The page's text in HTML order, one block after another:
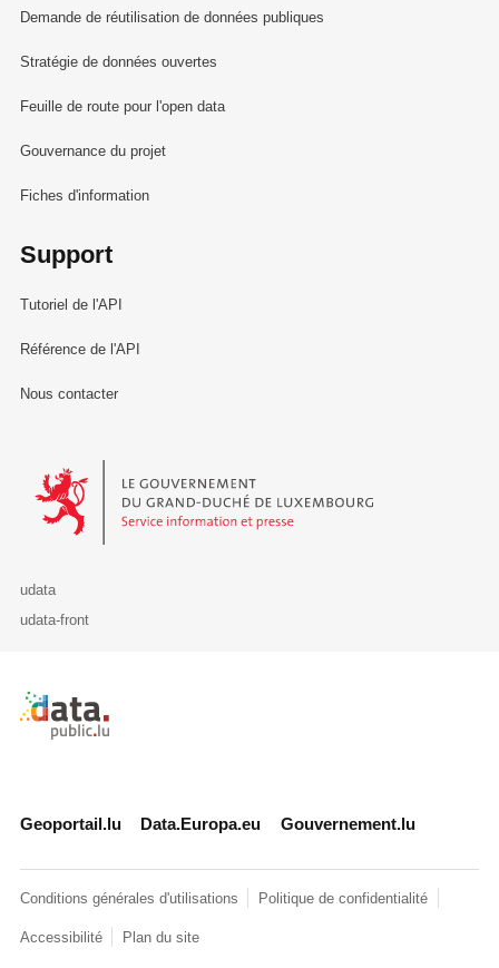
Demande de réutilisation de données publiques
Stratégie de données ouvertes
Feuille de route pour l'open data
Gouvernance du projet
Fiches d'information
Support
Tutoriel de l'API
Référence de l'API
Nous contacter
Le Gouvernement du Grand-Duché de Luxembourg - Service
udata
udata-front
Retour à l'accueil de data.public.lu
Geoportail.lu Data.Europa.eu Gouvernement.lu
Conditions générales d'utilisations Politique de confidentialité
Accessibilité Plan du site